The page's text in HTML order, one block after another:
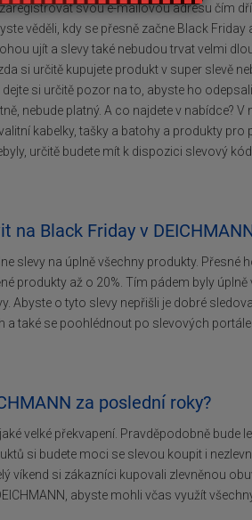
svou e-mailovou adresu čím
věděli, kdy se přesně začne Black
ujít a slevy také nebudou trvat velmi
si určitě kupujete produkt v super slevě
si určitě pozor na to, abyste ho
nebude platný. A co najdete v nabídce?
kabelky, tašky a batohy a produkty pro
určitě budete mít k dispozici slevový
Black Friday v
slevy na úplně všechny produkty. Přesné
produkty až o 20%. Tím pádem byly
Abyste o tyto slevy nepřišli je dobré
také se poohlédnout po slevových
za poslední roky?
velké překvapení. Pravděpodobně bude
si budete moci se slevou koupit i
víkend si zákazníci kupovali zlevněnou
abyste mohli včas využít